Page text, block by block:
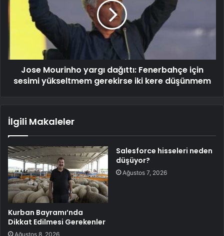
Jose Mourinho yargı dağıttı: Fenerbahçe için
sesimi yükseltmem gerekirse iki kere düşünmem
İlgili Makaleler
Kurban Bayramı’nda
Dikkat Edilmesi Gerekenler
Ağustos 8, 2026
Salesforce hisseleri neden
düşüyor?
Ağustos 7, 2026